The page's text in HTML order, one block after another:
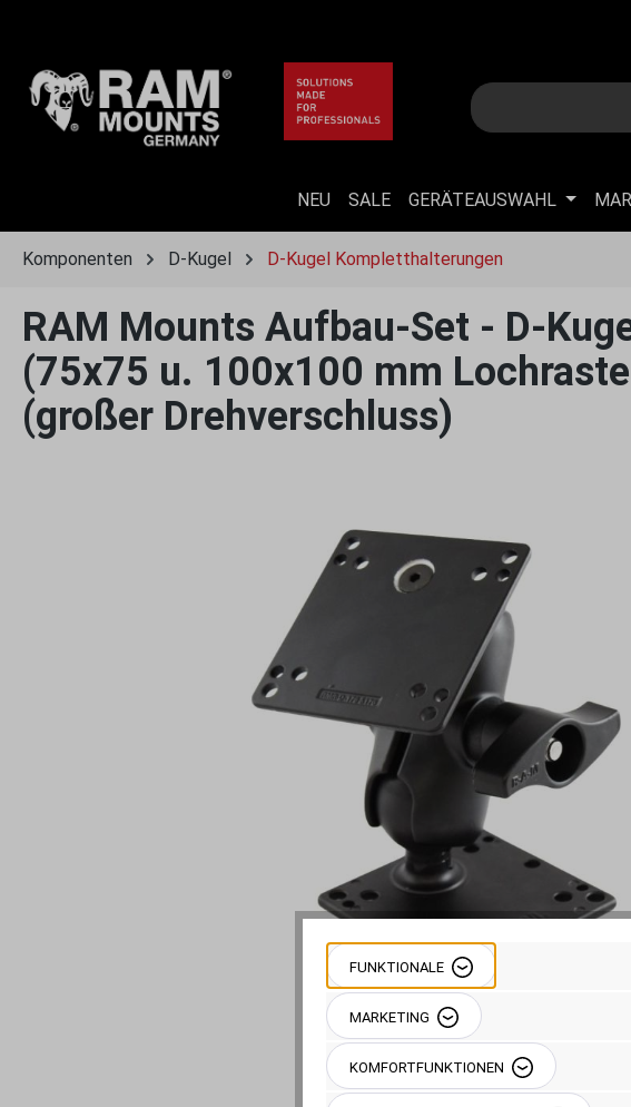
NEU SALE GERÄTEAUSWAHL
Komponenten D-Kugel D-Kugel Kompletthalterungen
RAM Mounts Aufbau-Set - D-
(75x75 u. 100x100 mm
(großer Drehverschluss)
FUNKTIONALE
MARKETING
KOMFORTFUNKTIONEN